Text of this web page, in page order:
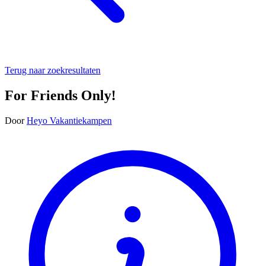
Terug naar zoekresultaten
For Friends Only!
Door Heyo Vakantiekampen